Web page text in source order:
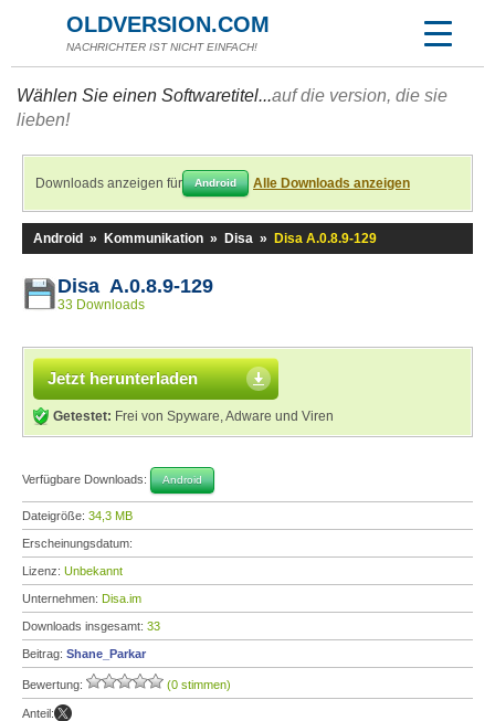
OLDVERSION.COM
NACHRICHTER IST NICHT EINFACH!
Wählen Sie einen Softwaretitel...auf die version, die sie
lieben!
Downloads anzeigen für Android Alle Downloads anzeigen
Android » Kommunikation » Disa » Disa A.0.8.9-129
Disa A.0.8.9-129
33 Downloads
Jetzt herunterladen
Getestet: Frei von Spyware, Adware und Viren
Verfügbare Downloads: Android
Dateigröße: 34,3 MB
Erscheinungsdatum:
Lizenz: Unbekannt
Unternehmen: Disa.im
Downloads insgesamt: 33
Beitrag: Shane_Parkar
Bewertung: (0 stimmen)
Anteil: